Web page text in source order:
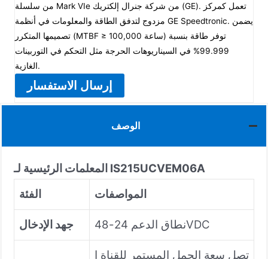
من سلسلة Mark VIe من شركة جنرال إلكتريك (GE). تعمل كمركز
مزدوج لتدفق الطاقة والمعلومات في أنظمة GE Speedtronic. يضمن
تصميمها المتكرر (MTBF ≥ 100,000 ساعة) توفر طاقة بنسبة
99.999% في السيناريوهات الحرجة مثل التحكم في التوربينات
الغازية.
إرسال الاستفسار
الوصف
المعلمات الرئيسية لـ IS215UCVEM06A
الفئة
المواصفات
جهد الإدخال نطاق الدعم 24-48VDC
تصل سعة الحمل المستمر للقناة ا